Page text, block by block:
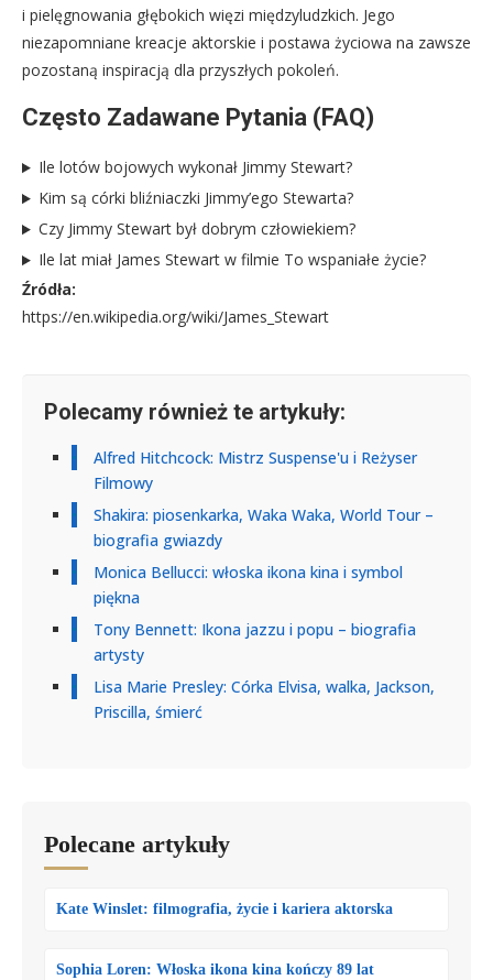
i pielęgnowania głębokich więzi międzyludzkich. Jego
niezapomniane kreacje aktorskie i postawa życiowa na zawsze
pozostaną inspiracją dla przyszłych pokoleń.
Często Zadawane Pytania (FAQ)
Ile lotów bojowych wykonał Jimmy Stewart?
Kim są córki bliźniaczki Jimmy’ego Stewarta?
Czy Jimmy Stewart był dobrym człowiekiem?
Ile lat miał James Stewart w filmie To wspaniałe życie?
Źródła:
https://en.wikipedia.org/wiki/James_Stewart
Polecamy również te artykuły:
Alfred Hitchcock: Mistrz Suspense'u i Reżyser
Filmowy
Shakira: piosenkarka, Waka Waka, World Tour –
biografia gwiazdy
Monica Bellucci: włoska ikona kina i symbol
piękna
Tony Bennett: Ikona jazzu i popu – biografia
artysty
Lisa Marie Presley: Córka Elvisa, walka, Jackson,
Priscilla, śmierć
Polecane artykuły
Kate Winslet: filmografia, życie i kariera aktorska
Sophia Loren: Włoska ikona kina kończy 89 lat